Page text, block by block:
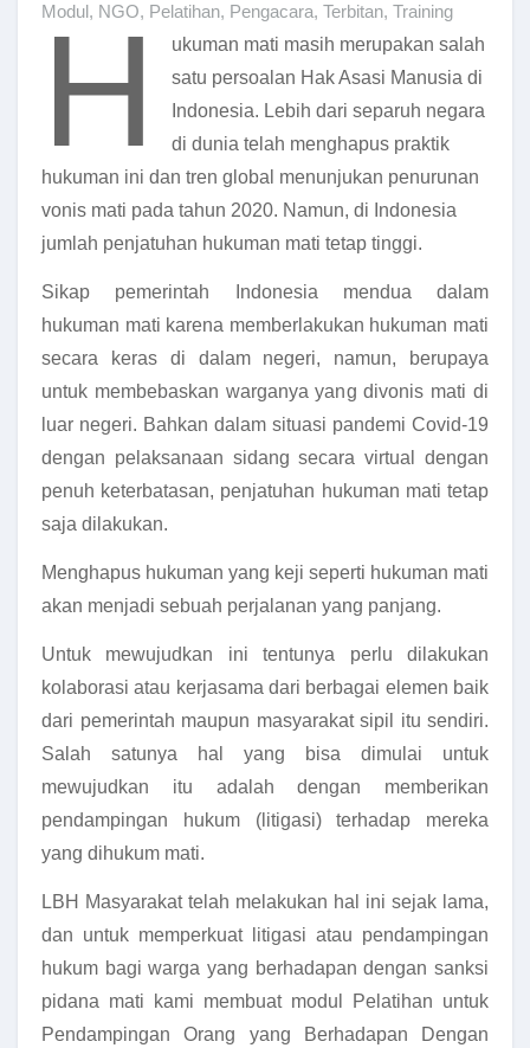
Modul , NGO, Pelatihan, Pengacara, Terbitan, Training
H
ukuman mati masih merupakan salah
satu persoalan Hak Asasi Manusia di
Indonesia. Lebih dari separuh negara
di dunia telah menghapus praktik
hukuman ini dan tren global menunjukan penurunan
vonis mati pada tahun 2020. Namun, di Indonesia
jumlah penjatuhan hukuman mati tetap tinggi.
Sikap pemerintah Indonesia mendua dalam
hukuman mati karena memberlakukan hukuman mati
secara keras di dalam negeri, namun, berupaya
untuk membebaskan warganya yang divonis mati di
luar negeri. Bahkan dalam situasi pandemi Covid-19
dengan pelaksanaan sidang secara virtual dengan
penuh keterbatasan, penjatuhan hukuman mati tetap
saja dilakukan.
Menghapus hukuman yang keji seperti hukuman mati
akan menjadi sebuah perjalanan yang panjang.
Untuk mewujudkan ini tentunya perlu dilakukan
kolaborasi atau kerjasama dari berbagai elemen baik
dari pemerintah maupun masyarakat sipil itu sendiri.
Salah satunya hal yang bisa dimulai untuk
mewujudkan itu adalah dengan memberikan
pendampingan hukum (litigasi) terhadap mereka
yang dihukum mati.
LBH Masyarakat telah melakukan hal ini sejak lama,
dan untuk memperkuat litigasi atau pendampingan
hukum bagi warga yang berhadapan dengan sanksi
pidana mati kami membuat modul Pelatihan untuk
Pendampingan Orang yang Berhadapan Dengan